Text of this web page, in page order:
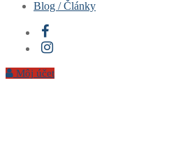
Hrnčeky & Fľašky
Blog / Články
Môj účet